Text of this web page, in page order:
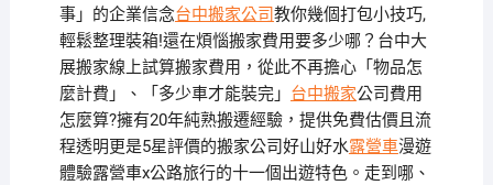
事」的企業信念台中搬家公司教你幾個打包小技巧,
輕鬆整理裝箱!還在煩惱搬家費用要多少哪？台中大
展搬家線上試算搬家費用，從此不再擔心「物品怎
麼計費」、「多少車才能裝完」 台中搬家公司費用
怎麼算?擁有20年純熟搬遷經驗，提供免費估價且流
程透明更是5星評價的搬家公司好山好水露營車漫遊
體驗露營車x公路旅行的十一個出遊特色。走到哪、